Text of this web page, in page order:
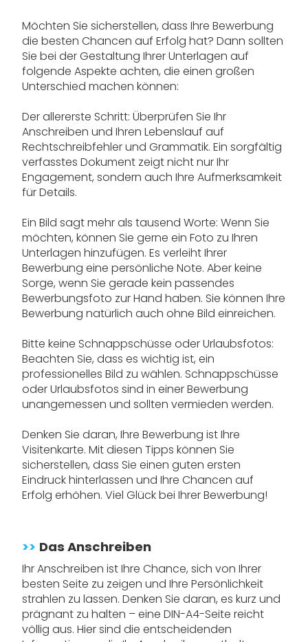
Möchten Sie sicherstellen, dass Ihre Bewerbung
die besten Chancen auf Erfolg hat? Dann sollten
Sie bei der Gestaltung Ihrer Unterlagen auf
folgende Aspekte achten, die einen großen
Unterschied machen können:
Der allererste Schritt: Überprüfen Sie Ihr
Anschreiben und Ihren Lebenslauf auf
Rechtschreibfehler und Grammatik. Ein sorgfältig
verfasstes Dokument zeigt nicht nur Ihr
Engagement, sondern auch Ihre Aufmerksamkeit
für Details.
Ein Bild sagt mehr als tausend Worte: Wenn Sie
möchten, können Sie gerne ein Foto zu Ihren
Unterlagen hinzufügen. Es verleiht Ihrer
Bewerbung eine persönliche Note. Aber keine
Sorge, wenn Sie gerade kein passendes
Bewerbungsfoto zur Hand haben. Sie können Ihre
Bewerbung natürlich auch ohne Bild einreichen.
Bitte keine Schnappschüsse oder Urlaubsfotos:
Beachten Sie, dass es wichtig ist, ein
professionelles Bild zu wählen. Schnappschüsse
oder Urlaubsfotos sind in einer Bewerbung
unangemessen und sollten vermieden werden.
Denken Sie daran, Ihre Bewerbung ist Ihre
Visitenkarte. Mit diesen Tipps können Sie
sicherstellen, dass Sie einen guten ersten
Eindruck hinterlassen und Ihre Chancen auf
Erfolg erhöhen. Viel Glück bei Ihrer Bewerbung!
>> Das Anschreiben
Ihr Anschreiben ist Ihre Chance, sich von Ihrer
besten Seite zu zeigen und Ihre Persönlichkeit
strahlen zu lassen. Denken Sie daran, es kurz und
prägnant zu halten – eine DIN-A4-Seite reicht
völlig aus. Hier sind die entscheidenden